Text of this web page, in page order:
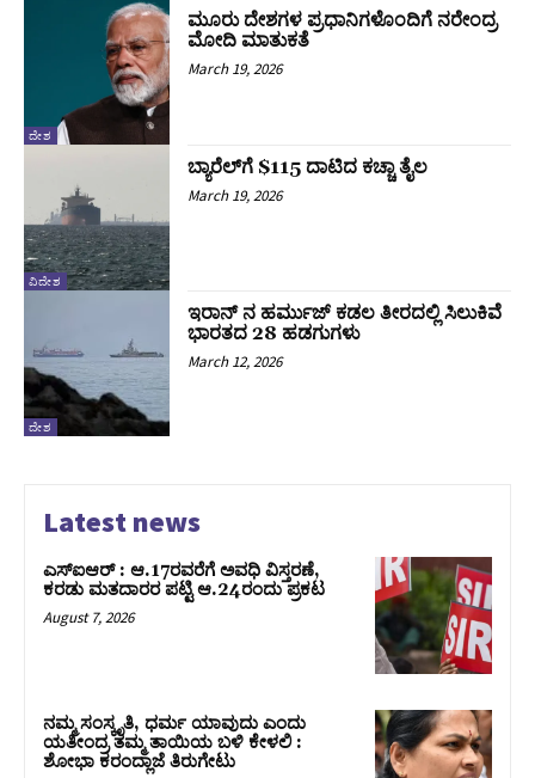
ದೇಶ
ಮೂರು ದೇಶಗಳ ಪ್ರಧಾನಿಗಳೊಂದಿಗೆ ನರೇಂದ್ರ
ಮೋದಿ ಮಾತುಕತೆ
March 19, 2026
ವಿದೇಶ
ಬ್ಯಾರೆಲ್‌ಗೆ $115 ದಾಟಿದ ಕಚ್ಚಾ ತೈಲ
March 19, 2026
ದೇಶ
ಇರಾನ್ ನ ಹರ್ಮುಜ್ ಕಡಲ ತೀರದಲ್ಲಿ ಸಿಲುಕಿವೆ
ಭಾರತದ 28 ಹಡಗುಗಳು
March 12, 2026
Latest news
ಎಸ್‌ಐಆರ್‌ : ಆ.17ರವರೆಗೆ ಅವಧಿ ವಿಸ್ತರಣೆ,
ಕರಡು ಮತದಾರರ ಪಟ್ಟಿ ಆ.24ರಂದು ಪ್ರಕಟ
August 7, 2026
ನಮ್ಮ ಸಂಸ್ಕೃತಿ, ಧರ್ಮ ಯಾವುದು ಎಂದು
ಯತೀಂದ್ರ ತಮ್ಮ ತಾಯಿಯ ಬಳಿ ಕೇಳಲಿ :
ಶೋಭಾ ಕರಂದ್ಲಾಜೆ ತಿರುಗೇಟು